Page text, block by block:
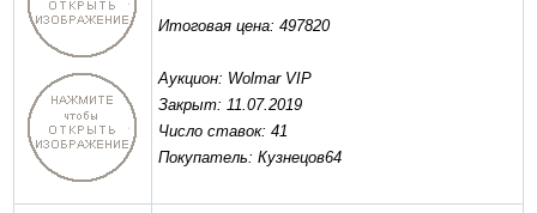
Итоговая цена: 497820
Аукцион: Wolmar VIP
Закрыт: 11.07.2019
Число ставок: 41
Покупатель: Кузнецов64